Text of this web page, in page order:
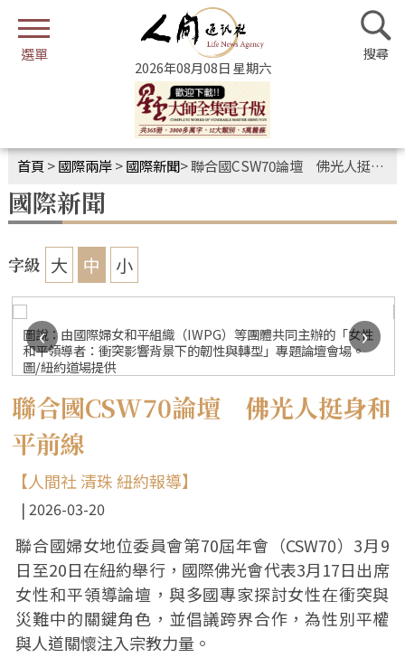
2026年08月08日 星期六
首頁 >國際兩岸>國際新聞>聯合國CSW70論壇 佛光人挺身和平前線
國際新聞
字級 大 中 小
圖說：由國際婦女和平組織（IWPG）等團體共同主辦的「女性
和平領導者：衝突影響背景下的韌性與轉型」專題論壇會場。
圖/紐約道場提供
‹ ›
聯合國CSW70論壇 佛光人挺身和
平前線
【人間社 清珠 紐約報導】
2026-03-20
聯合國婦女地位委員會第70屆年會（CSW70）3月9
日至20日在紐約舉行，國際佛光會代表3月17日出席
女性和平領導論壇，與多國專家探討女性在衝突與
災難中的關鍵角色，並倡議跨界合作，為性別平權
與人道關懷注入宗教力量。